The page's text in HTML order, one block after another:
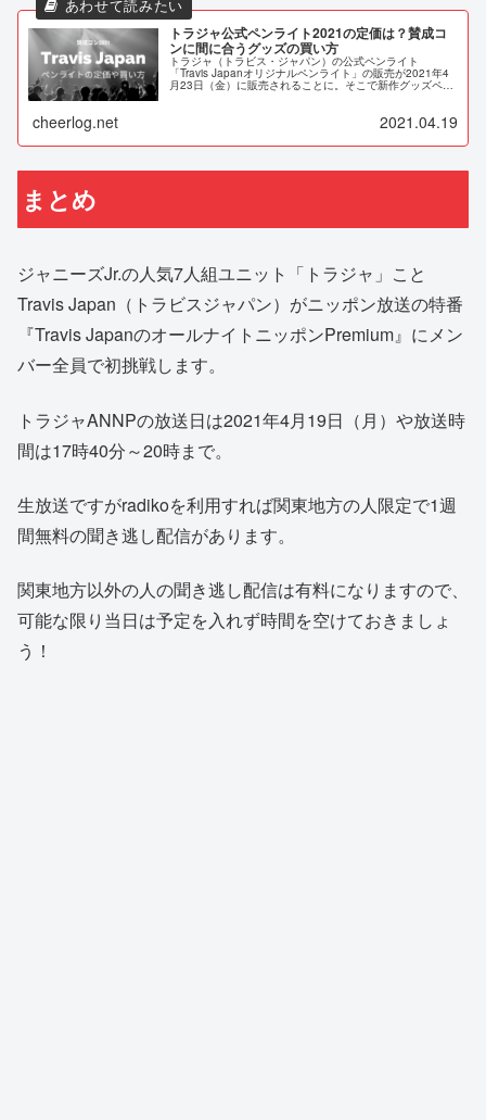
トラジャ公式ペンライト2021の定価は？賛成コ
ンに間に合うグッズの買い方
トラジャ（トラビス・ジャパン）の公式ペンライト
「Travis Japanオリジナルペンライト」の販売が2021年4
月23日（金）に販売されることに。そこで新作グッズペン
ライトの定価や賛成コンの振り替え公演に間に合う買い方
cheerlog.net 2021.04.19
まとめ
ジャニーズJr.の人気7人組ユニット「トラジャ」こと
Travis Japan（トラビスジャパン）がニッポン放送の特番
『Travis JapanのオールナイトニッポンPremium』にメン
バー全員で初挑戦します。
トラジャANNPの放送日は2021年4月19日（月）や放送時
間は17時40分～20時まで。
生放送ですがradikoを利用すれば関東地方の人限定で1週
間無料の聞き逃し配信があります。
関東地方以外の人の聞き逃し配信は有料になりますので、
可能な限り当日は予定を入れず時間を空けておきましょ
う！